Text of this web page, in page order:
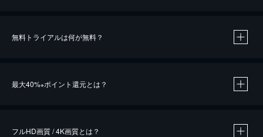
無料トライアルは何が無料？
最大40%※ポイント還元とは？
フルHD画質 / 4K画質とは？